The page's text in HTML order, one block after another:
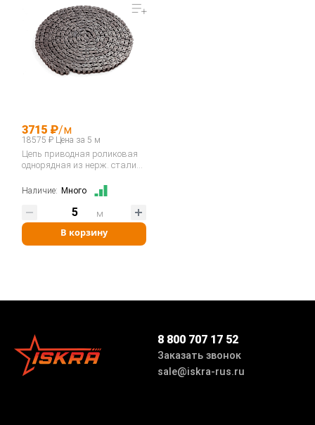
3715 ₽/м
18575 ₽ Цена за 5 м
Цепь приводная роликовая
однорядная из нерж. стали
Наличие: Много
В корзину
м
8 800 707 17 52
Заказать звонок
sale@iskra-rus.ru